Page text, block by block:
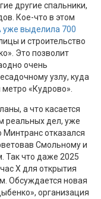
другие спальники,
Кое-что в этом
уже выделила 700
и строительство
Это позволит
очень
узлу, куда
«Кудрово».
а что касается
реальных дел, уже
отказался
Смольному и
Так что даже 2025
Х для открытия
Обсуждается новая
организация